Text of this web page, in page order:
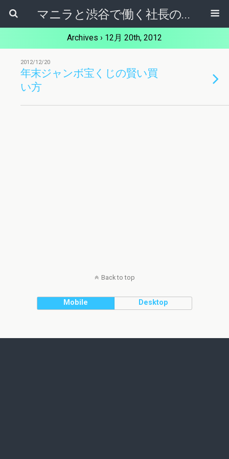
マニラと渋谷で働く社長のブログ
Archives › 12月 20th, 2012
2012/12/20
年末ジャンボ宝くじの賢い買
い方
Back to top
Mobile Desktop